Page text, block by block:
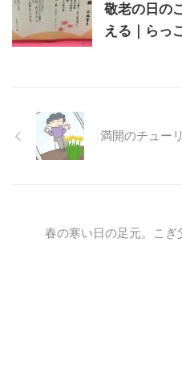
敬老の日の
える｜らっ
満開のチュー
春の寒い日の足元。こぎ